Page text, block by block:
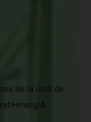
de la unió de